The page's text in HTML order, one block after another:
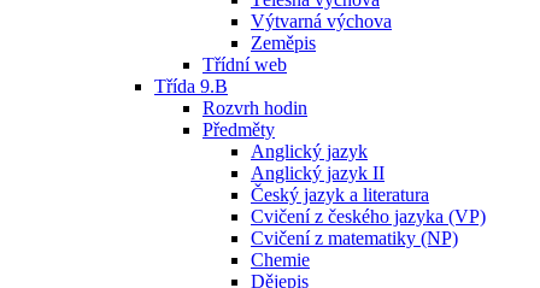
Výtvarná výchova
Zeměpis
Třídní web
Třída 9.B
Rozvrh hodin
Předměty
Anglický jazyk
Anglický jazyk II
Český jazyk a literatura
Cvičení z českého jazyka (VP)
Cvičení z matematiky (NP)
Chemie
Dějepis